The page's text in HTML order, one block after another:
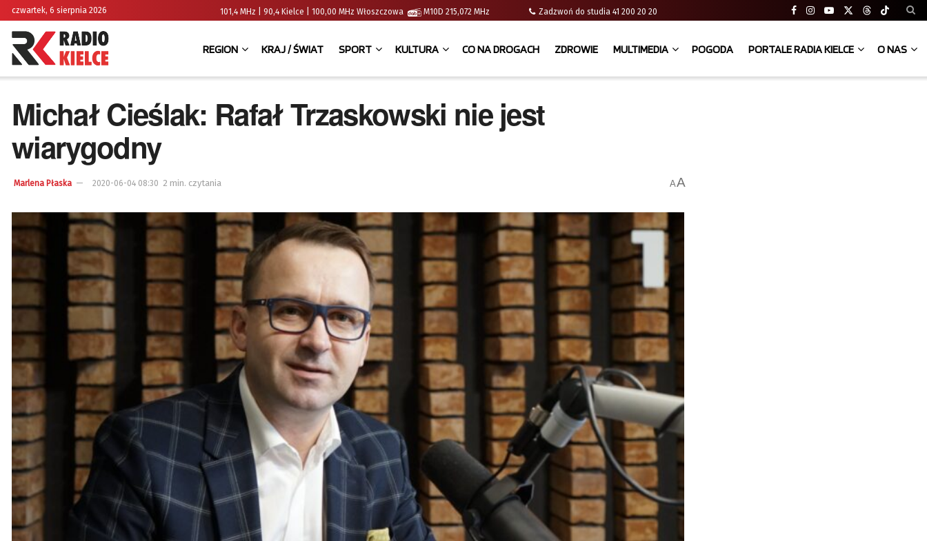
czwartek, 6 sierpnia 2026 101,4 MHz | 90,4 Kielce | 100,00 MHz Włoszczowa M10D 215,072 MHz Zadzwoń do studia 41 200 20 20
REGION KRAJ / ŚWIAT SPORT KULTURA CO NA DROGACH ZDROWIE MULTIMEDIA POGODA PORTALE RADIA KIELCE O NAS
Michał Cieślak: Rafał Trzaskowski nie jest
wiarygodny
Marlena Płaska 2020-06-04 08:30 2 min. czytania AA